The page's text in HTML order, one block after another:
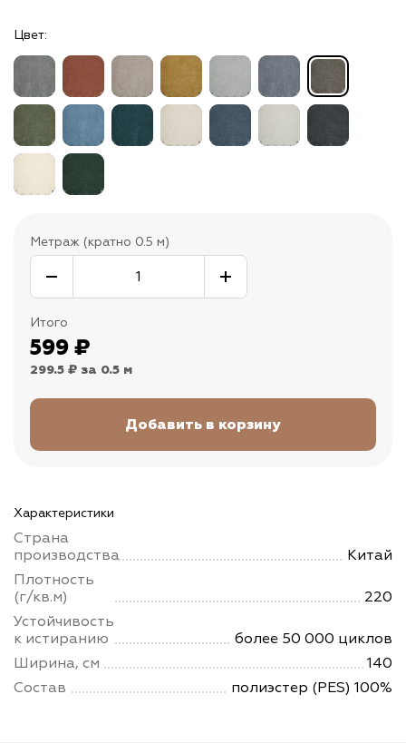
Цвет:
Метраж (кратно 0.5 м)
Итого
599 ₽
299.5 ₽ за 0.5 м
Характеристики
Страна
производства
Китай
Плотность
(г/кв.м)
220
Устойчивость
к истиранию
более 50 000 циклов
Ширина, см
140
Состав
полиэстер (PES) 100%